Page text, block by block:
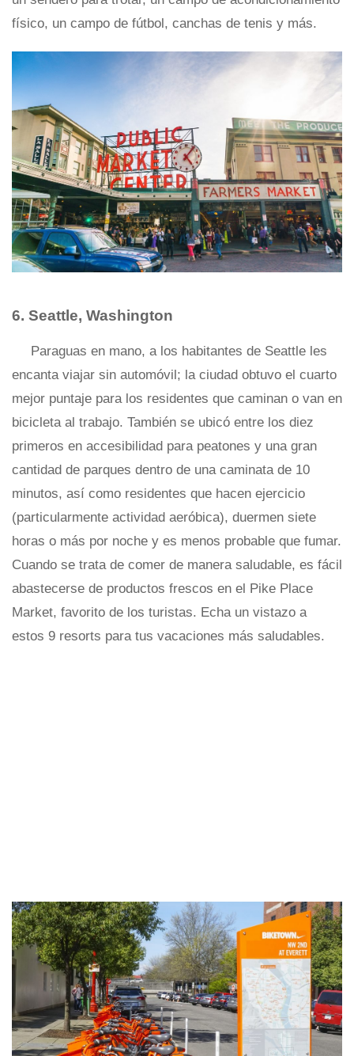
físico, un campo de fútbol, ​​canchas de tenis y más.
6. Seattle, Washington
Paraguas en mano, a los habitantes de Seattle les
encanta viajar sin automóvil; la ciudad obtuvo el cuarto
mejor puntaje para los residentes que caminan o van en
bicicleta al trabajo. También se ubicó entre los diez
primeros en accesibilidad para peatones y una gran
cantidad de parques dentro de una caminata de 10
minutos, así como residentes que hacen ejercicio
(particularmente actividad aeróbica), duermen siete
horas o más por noche y es menos probable que fumar.
Cuando se trata de comer de manera saludable, es fácil
abastecerse de productos frescos en el Pike Place
Market, favorito de los turistas. Echa un vistazo a
estos 9 resorts para tus vacaciones más saludables.